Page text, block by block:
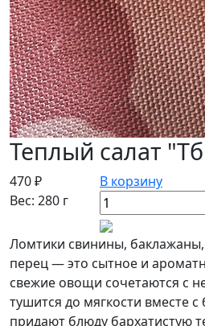
Теплый салат
470 ₽
Вес: 280 г
В корзину
Ломтики свинины,
перец — это сытное и
свежие овощи сочетаются с
тушится до мягкости вместе
придают блюду бархатистую